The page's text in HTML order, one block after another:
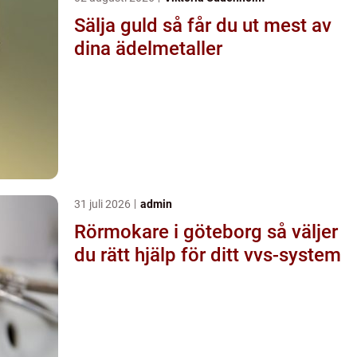
Sälja guld så får du ut mest av
dina ädelmetaller
31 juli 2026 admin
Rörmokare i göteborg så väljer
du rätt hjälp för ditt vvs-system